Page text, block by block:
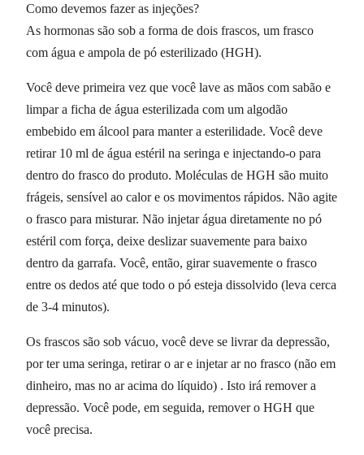
Como devemos fazer as injeções?
As hormonas são sob a forma de dois frascos, um frasco
com água e ampola de pó esterilizado (HGH).
Você deve primeira vez que você lave as mãos com sabão e
limpar a ficha de água esterilizada com um algodão
embebido em álcool para manter a esterilidade. Você deve
retirar 10 ml de água estéril na seringa e injectando-o para
dentro do frasco do produto. Moléculas de HGH são muito
frágeis, sensível ao calor e os movimentos rápidos. Não agite
o frasco para misturar. Não injetar água diretamente no pó
estéril com força, deixe deslizar suavemente para baixo
dentro da garrafa. Você, então, girar suavemente o frasco
entre os dedos até que todo o pó esteja dissolvido (leva cerca
de 3-4 minutos).
Os frascos são sob vácuo, você deve se livrar da depressão,
por ter uma seringa, retirar o ar e injetar ar no frasco (não em
dinheiro, mas no ar acima do líquido) . Isto irá remover a
depressão. Você pode, em seguida, remover o HGH que
você precisa.